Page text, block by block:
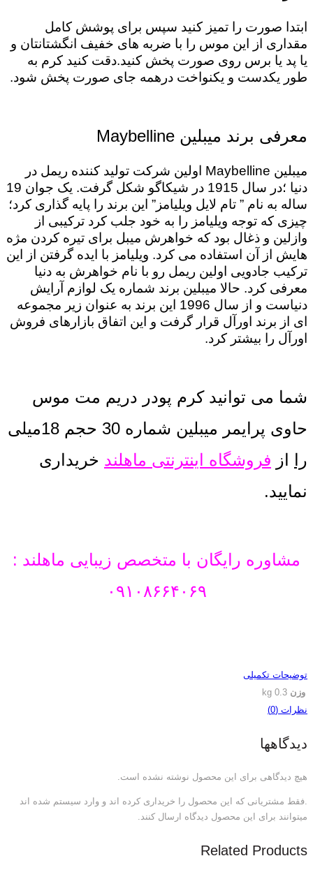
ابتدا صورت را تمیز کنید سپس برای پوشش کامل
مقداری از این موس را با ضربه های خفیف انگشتانتان و
یا پد یا برس روی صورت پخش کنید.دقت کنید کرم به
طور یکدست و یکنواخت درهمه جای صورت پخش شود.
معرفی برند میبلین Maybelline
میبلین Maybelline اولین شرکت تولید کننده ریمل در
دنیا ؛در سال 1915 در شیکاگو شکل گرفت. یک جوان 19
ساله به نام ” تام لایل ویلیامز” این برند را پایه گذاری کرد؛
چیزی که توجه ویلیامز را به خود جلب کرد ترکیبی از
وازلین و ذغال بود که خواهرش میبل برای تیره کردن مژه
هایش از آن استفاده می کرد. ویلیامز با ایده گرفتن از این
ترکیب جادویی اولین ریمل رو با نام خواهرش به دنیا
معرفی کرد. حالا میبلین برند شماره یک لوازم آرایش
دنیاست و از سال 1996 این برند به عنوان زیر مجموعه
ای از برند اورآل قرار گرفت و این اتفاق بازارهای فروش
اورآل را بیشتر کرد.
شما می توانید کرم پودر دریم مت موس
حاوی پرایمر میبلین شماره 30 حجم 18میلی
را
از فروشگاه اینترنتی ماهلند خریداری
نمایید.
مشاوره رایگان با متخصص زیبایی ماهلند :
۰۹۱۰۸۶۶۴۰۶۹
توضیحات تکمیلی
وزن 0.3 kg
نظرات (0)
دیدگاهها
هیچ دیدگاهی برای این محصول نوشته نشده است.
.فقط مشتریانی که این محصول را خریداری کرده اند و وارد سیستم شده اند
میتوانند برای این محصول دیدگاه ارسال کنند.
Related Products